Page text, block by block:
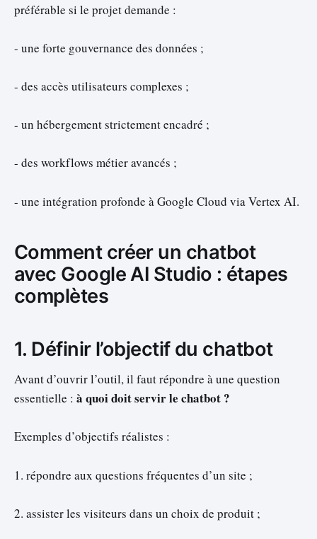
préférable si le projet demande :
- une forte gouvernance des données ;
- des accès utilisateurs complexes ;
- un hébergement strictement encadré ;
- des workflows métier avancés ;
- une intégration profonde à Google Cloud via Vertex AI.
Comment créer un chatbot
avec Google AI Studio : étapes
complètes
1. Définir l’objectif du chatbot
Avant d’ouvrir l’outil, il faut répondre à une question
essentielle : à quoi doit servir le chatbot ?
Exemples d’objectifs réalistes :
1. répondre aux questions fréquentes d’un site ;
2. assister les visiteurs dans un choix de produit ;